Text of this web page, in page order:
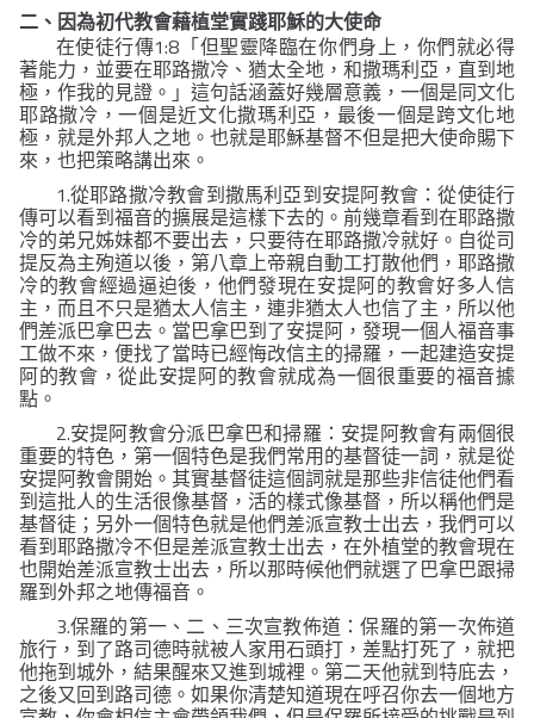
二、 因為初代教會藉植堂實踐耶穌的大使命
在使徒行傳1:8 「但聖靈降臨在你們身上，你們就必得
著能力，並要在耶路撒冷、猶太全地，和撒瑪利亞，直到地
極，作我的見證。」 這句話涵蓋好幾層意義，一個是同文化
耶路撒冷，一個是近文化撒瑪利亞，最後一個是跨文化地
極，就是外邦人之地。也就是耶穌基督不但是把大使命賜下
來，也把策略講出來。
1.從耶路撒冷教會到撒馬利亞到安提阿教會：從使徒行
傳可以看到福音的擴展是這樣下去的。前幾章看到在耶路撒
冷的弟兄姊妹都不要出去，只要待在耶路撒冷就好。自從司
提反為主殉道以後，第八章上帝親自動工打散他們，耶路撒
冷的教會經過逼迫後，他們發現在安提阿的教會好多人信
主，而且不只是猶太人信主，連非猶太人也信了主，所以他
們差派巴拿巴去。當巴拿巴到了安提阿，發現一個人福音事
工做不來，便找了當時已經悔改信主的掃羅，一起建造安提
阿的教會，從此安提阿的教會就成為一個很重要的福音據
點。
2.安提阿教會分派巴拿巴和掃羅：安提阿教會有兩個很
重要的特色，第一個特色是我們常用的基督徒一詞，就是從
安提阿教會開始。其實基督徒這個詞就是那些非信徒他們看
到這批人的生活很像基督，活的樣式像基督，所以稱他們是
基督徒；另外一個特色就是他們差派宣教士出去，我們可以
看到耶路撒冷不但是差派宣教士出去，在外植堂的教會現在
也開始差派宣教士出去，所以那時候他們就選了巴拿巴跟掃
羅到外邦之地傳福音。
3.保羅的第一、二、三次宣教佈道：保羅的第一次佈道
旅行，到了路司德時就被人家用石頭打，差點打死了，就把
他拖到城外，結果醒來又進到城裡。第二天他就到特庇去，
之後又回到路司德。如果你清楚知道現在呼召你去一個地方